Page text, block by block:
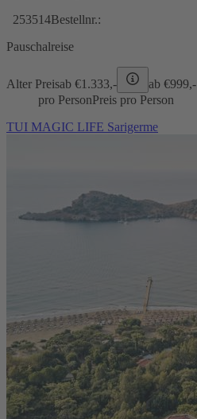
253514Bestellnr.:
Pauschalreise
Alter Preisab €1.333,- ab €999,-
pro PersonPreis pro Person
TUI MAGIC LIFE Sarigerme